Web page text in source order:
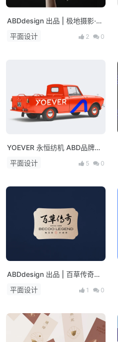
ABDdesign 出品 | 极地摄影·婚
纱摄影
平面设计 2 0
YOEVER 永恒纺机 ABD品牌全
平面设计 5 0
ABDdesign 出品 | 百草传奇
BECOO LEGEND
平面设计 1 0